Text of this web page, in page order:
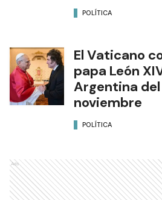
POLÍTICA
El Vaticano
papa León
Argentina del
noviembre
POLÍTICA
Ads